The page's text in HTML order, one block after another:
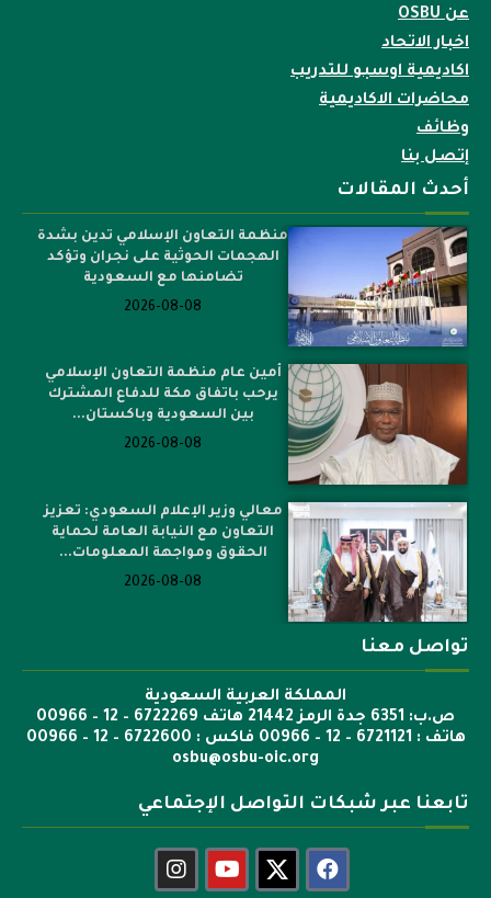
عن OSBU
اخبار الاتحاد
اكاديمية اوسبو للتدريب
محاضرات الاكاديمية
وظائف
إتصل بنا
أحدث المقالات
منظمة التعاون الإسلامي تدين بشدة
الهجمات الحوثية على نجران وتؤكد
تضامنها مع السعودية
2026-08-08
أمين عام منظمة التعاون الإسلامي
يرحب باتفاق مكة للدفاع المشترك
بين السعودية وباكستان...
2026-08-08
معالي وزير الإعلام السعودي: تعزيز
التعاون مع النيابة العامة لحماية
الحقوق ومواجهة المعلومات...
2026-08-08
تواصل معنا
المملكة العربية السعودية
ص.ب: 6351 جدة الرمز 21442 هاتف 6722269 – 12 – 00966
هاتف : 6721121 – 12 – 00966 فاكس : 6722600 – 12 – 00966
osbu@osbu-oic.org
تابعنا عبر شبكات التواصل الإجتماعي